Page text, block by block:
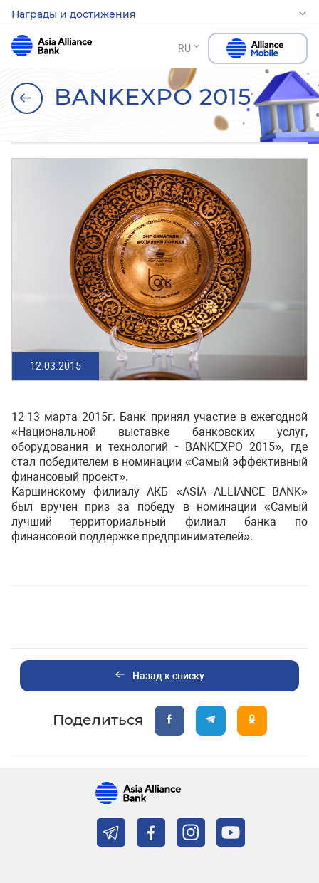
Награды и достижения
RU
BANKEXPO 2015
12.03.2015
12-13 марта 2015г. Банк принял участие в ежегодной
«Национальной выставке банковских услуг,
оборудования и технологий - BANKEXPO 2015», где
стал победителем в номинации «Самый эффективный
финансовый проект».
Каршинскому филиалу АКБ «ASIA ALLIANCE BANK»
был вручен приз за победу в номинации «Самый
лучший территориальный филиал банка по
финансовой поддержке предпринимателей».
Назад к списку
Поделиться